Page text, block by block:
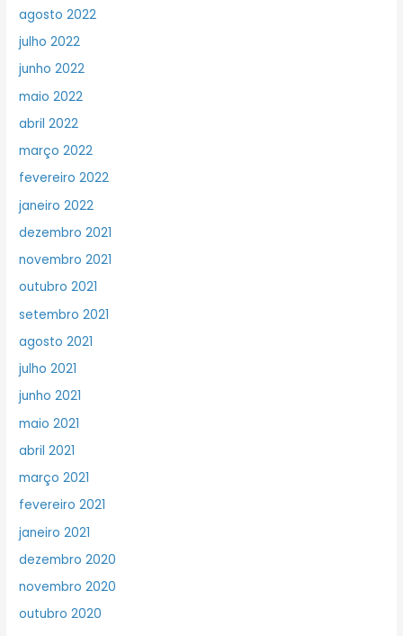
agosto 2022
julho 2022
junho 2022
maio 2022
abril 2022
março 2022
fevereiro 2022
janeiro 2022
dezembro 2021
novembro 2021
outubro 2021
setembro 2021
agosto 2021
julho 2021
junho 2021
maio 2021
abril 2021
março 2021
fevereiro 2021
janeiro 2021
dezembro 2020
novembro 2020
outubro 2020